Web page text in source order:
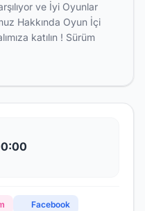
ve İyi Oyunlar
Hakkında Oyun İçi
katılın ! Sürüm
Facebook